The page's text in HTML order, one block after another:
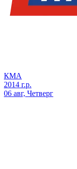
КМА
2014 г.р.
06 авг, Четверг